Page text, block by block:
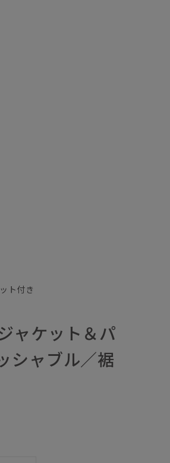
ト付き
ャケット＆パ
シャブル／裾